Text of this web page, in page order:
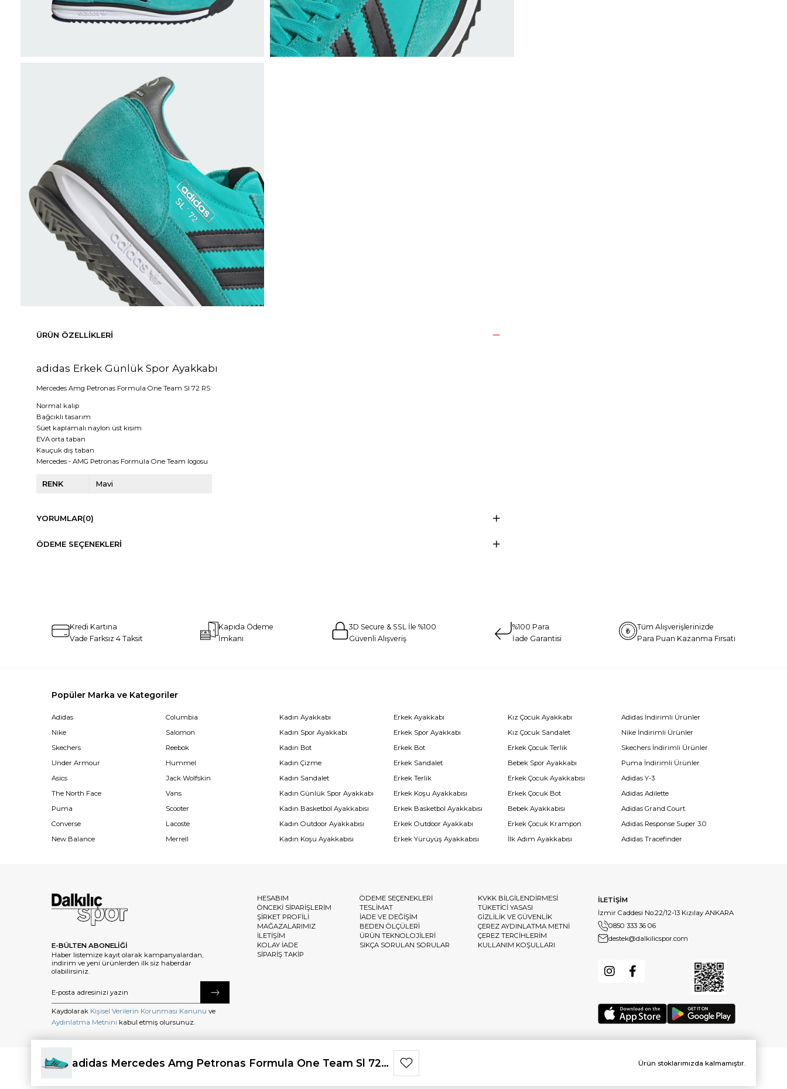
ÜRÜN ÖZELLIKLERI
adidas Erkek Günlük Spor Ayakkabı
Mercedes Amg Petronas Formula One Team Sl 72 RS
Normal kalıp
Bağcıklı tasarım
Süet kaplamalı naylon üst kısım
EVA orta taban
Kauçuk dış taban
Mercedes - AMG Petronas Formula One Team logosu
RENK Mavi
YORUMLAR(0)
ÖDEME SEÇENEKLERI
Kredi Kartına
Vade Farksız 4 Taksit
Kapıda Ödeme
İmkanı
3D Secure & SSL İle %100
Güvenli Alışveriş
%100 Para
İade Garantisi
Tüm Alışverişlerinizde
Para Puan Kazanma Fırsatı
Popüler Marka ve Kategoriler
Adidas
Nike
Skechers
Under Armour
Asics
The North Face
Puma
Converse
New Balance
Columbia
Salomon
Reebok
Hummel
Jack Wolfskin
Vans
Scooter
Lacoste
Merrell
Kadın Ayakkabı
Kadın Spor Ayakkabı
Kadın Bot
Kadın Çizme
Kadın Sandalet
Kadın Günlük Spor Ayakkabı
Kadın Basketbol Ayakkabısı
Kadın Outdoor Ayakkabısı
Kadın Koşu Ayakkabısı
Erkek Ayakkabı
Erkek Spor Ayakkabı
Erkek Bot
Erkek Sandalet
Erkek Terlik
Erkek Koşu Ayakkabısı
Erkek Basketbol Ayakkabısı
Erkek Outdoor Ayakkabı
Erkek Yürüyüş Ayakkabısı
Kız Çocuk Ayakkabı
Kız Çocuk Sandalet
Erkek Çocuk Terlik
Bebek Spor Ayakkabı
Erkek Çocuk Ayakkabısı
Erkek Çocuk Bot
Bebek Ayakkabısı
Erkek Çocuk Krampon
İlk Adım Ayakkabısı
Adidas İndirimli Ürünler
Nike İndirimli Ürünler
Skechers İndirimli Ürünler
Puma İndirimli Ürünler
Adidas Y-3
Adidas Adilette
Adidas Grand Court
Adidas Response Super 3.0
Adidas Tracefinder
E-BÜLTEN ABONELİĞİ
Haber listemize kayıt olarak kampanyalardan,
indirim ve yeni ürünlerden ilk siz haberdar
olabilirsiniz.
Kaydolarak Kişisel Verilerin Korunması Kanunu ve
Aydınlatma Metnini kabul etmiş olursunuz.
HESABIM
ÖNCEKİ SİPARİŞLERİM
ŞİRKET PROFİLİ
MAĞAZALARIMIZ
İLETİŞİM
KOLAY İADE
SİPARİŞ TAKİP
ÖDEME SEÇENEKLERİ
TESLİMAT
İADE VE DEĞİŞİM
BEDEN ÖLÇÜLERİ
ÜRÜN TEKNOLOJİLERİ
SIKÇA SORULAN SORULAR
KVKK BİLGİLENDİRMESİ
TÜKETİCİ YASASI
GİZLİLİK VE GÜVENLİK
ÇEREZ AYDINLATMA METNİ
ÇEREZ TERCİHLERİM
KULLANIM KOŞULLARI
İLETİŞİM
İzmir Caddesi No:22/12-13 Kızılay ANKARA
0850 333 36 06
destek@dalkilicspor.com
©2025 dalkilicspor.com.tr. Tüm Hakları Saklıdır.
adidas Mercedes Amg Petronas Formula One Team Sl 72
Ürün stoklarımızda kalmamıştır.